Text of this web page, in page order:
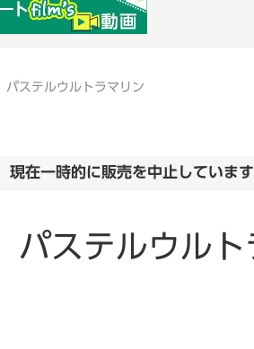
ステルウルトラマリン
現在一時的に販売を中止していま
ステルウルト